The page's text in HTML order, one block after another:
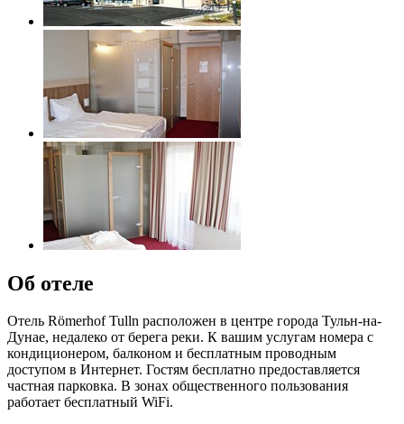
Об отеле
Отель Römerhof Tulln расположен в центре города Тульн-на-
Дунае, недалеко от берега реки. К вашим услугам номера с
кондиционером, балконом и бесплатным проводным
доступом в Интернет. Гостям бесплатно предоставляется
частная парковка. В зонах общественного пользования
работает бесплатный WiFi.